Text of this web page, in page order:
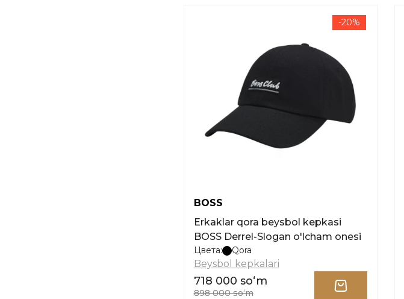
-20%
BOSS
Erkaklar qora beysbol kepkasi
BOSS Derrel-Slogan o'lcham onesi
Цвета: Qora
Beysbol kepkalari
718 000 soʻm
898 000 soʻm